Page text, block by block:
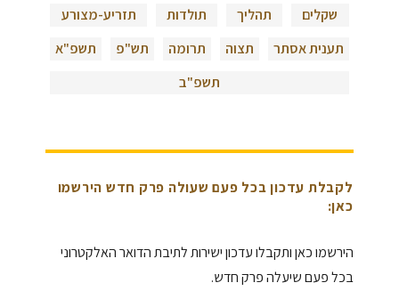
שקלים
תהליך תולדות
תזריע-מצורע
תענית אסתר
תצוה תרומה תש"פ
תשפ"א
תשפ"ב
לקבלת עדכון בכל פעם שעולה פרק חדש הירשמו
כאן:
הירשמו כאן ותקבלו עדכון ישירות לתיבת הדואר האלקטרוני
בכל פעם שיעלה פרק חדש.